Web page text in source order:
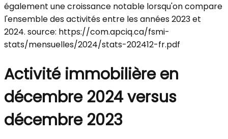
également une croissance notable lorsqu'on compare
l'ensemble des activités entre les années 2023 et
2024. source: https://com.apciq.ca/fsmi-
stats/mensuelles/2024/stats-202412-fr.pdf
Activité immobilière en
décembre 2024 versus
décembre 2023